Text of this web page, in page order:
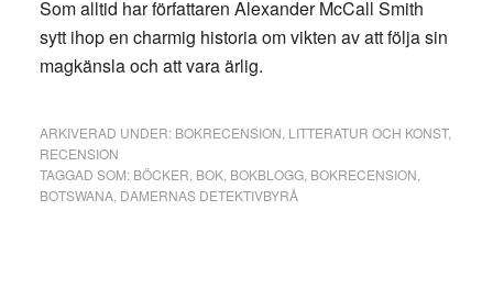
Som alltid har författaren Alexander McCall Smith
sytt ihop en charmig historia om vikten av att följa sin
magkänsla och att vara ärlig.
ARKIVERAD UNDER: BOKRECENSION LITTERATUR OCH KONST,
RECENSION
TAGGAD SOM: BÖCKER BOK, BOKBLOGG, BOKRECENSION
BOTSWANA, DAMERNAS DETEKTIVBYRÅ